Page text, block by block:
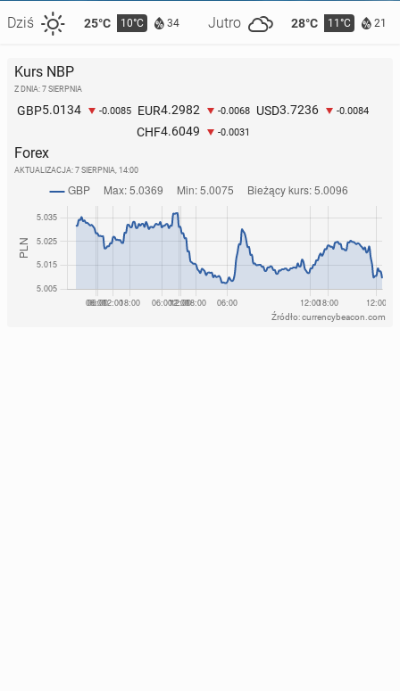
Dziś 25°C 10°C 34 Jutro 28°C 11°C 21
Kurs NBP
Z DNIA: 7 SIERPNIA
GBP5.0134 -0.0085 EUR4.2982 -0.0068 USD3.7236 -0.0084
CHF4.6049 -0.0031
Forex
AKTUALIZACJA: 7 SIERPNIA, 14:00
Źródło: currencybeacon.com